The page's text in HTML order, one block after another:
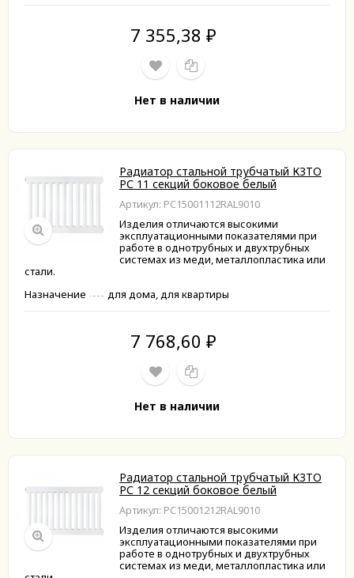
7 355,38 ₽
Нет в наличии
Радиатор стальной трубчатый КЗТО
РС 11 секций боковое белый
Артикул: РС15001112RAL9010
Изделия отличаются высокими
эксплуатационными показателями при
работе в однотрубных и двухтрубных
системах из меди, металлопластика или
стали.
Назначение
для дома, для квартиры
7 768,60 ₽
Нет в наличии
Радиатор стальной трубчатый КЗТО
РС 12 секций боковое белый
Артикул: РС15001212RAL9010
Изделия отличаются высокими
эксплуатационными показателями при
работе в однотрубных и двухтрубных
системах из меди, металлопластика или